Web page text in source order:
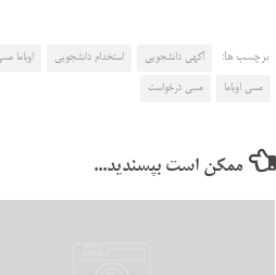
برچسب ها: آگهی دانشجویی استخدام دانشجویی اوباما
مسی اوباما مسی درخواست
ممکن است بپسندید...